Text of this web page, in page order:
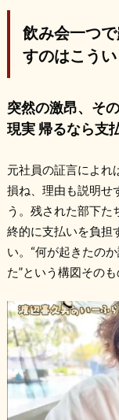
飲み会一つ
すのはこう
突然の激昂、そ
現実 帰るなら支
元社員の証言によれ
損ね、理由も説明せ
う。残された部下た
終的に支払いを負担
い。“何が起きたの
た”という構図そのも